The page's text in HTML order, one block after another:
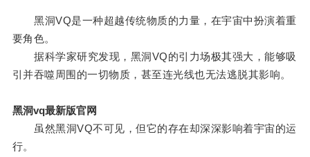
黑洞VQ是一种超越传统物质的力量，在宇宙中扮演着重
要角色。
据科学家研究发现，黑洞VQ的引力场极其强大，能够吸
引并吞噬周围的一切物质，甚至连光线也无法逃脱其影响。
黑洞vq最新版官网
虽然黑洞VQ不可见，但它的存在却深深影响着宇宙的运
行。